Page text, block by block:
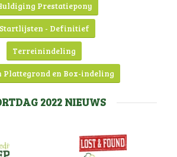
Prestatiepony
Startlijsten - Definitief
Terreinindeling
Plattegrond en Box-indeling
2022 NIEUWS